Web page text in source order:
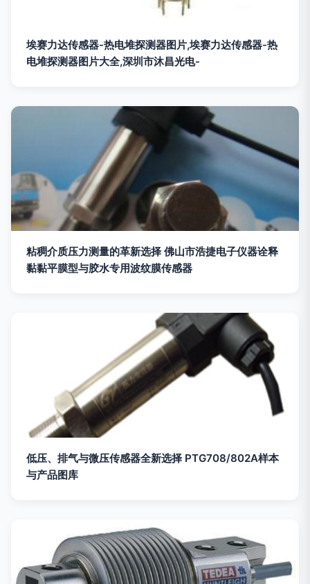
埃赛力达传感器-热电堆探测器图片,埃赛力达传感器-热
电堆探测器图片大全,深圳市沐昌光电-
粘稠介质压力测量的革新选择 佛山市浩捷电子仪器诠释
黏黏平膜型与胶水专用波纹膜传感器
低压、排气与微压传感器全新选择 PTG708/802A样本
与产品图库